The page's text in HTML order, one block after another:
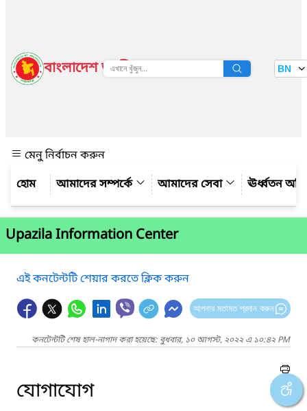
বাংলাদেশ জাতীয় তথ্য বাতায়ন BN
মেনু নির্বাচন করুন
আমাদের সম্পর্কে
আমাদের সেবা ঊর্ধ্বতন
Upazila Information Center
এই কনটেন্টটি শেয়ার করতে ক্লিক করুন
আপনার মতামত প্রদান করুন
কনটেন্টটি শেষ হাল-নাগাদ করা হয়েছে: বুধবার, ১০ আগস্ট, ২০২২ এ ১০:৪২ PM
যোগাযোগ